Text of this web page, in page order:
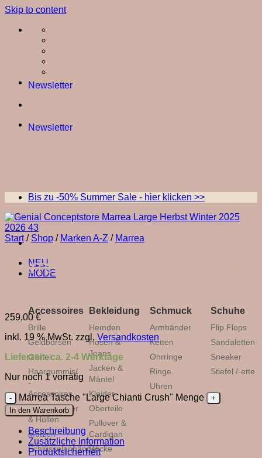
Skip to content
Newsletter
Newsletter
NEU
MODE
Accessoires
Brille
Geldbörsen
Gürtel
Haargummis/
-
Accessoires
Handybänder
& Hüllen
Mützen
Schlüsselanhänger
Bekleidung
Hemden
Hosen &
Jeans
Jacken &
Mäntel
Kleider
Oberteile
Pullover &
Cardigan
Röcke
Schmuck
Armbänder
Ketten
Ohrringe
Ringe
Uhren
Schuhe
Flip Flops
Sandaletten
Sneaker
Stiefel /-ette
Bis zu -50% Summer Sale - hier klicken >>
Start / Shop / Marken A-Z / Marrea
Marrea Tasche „Large Chianti
259,00€
inkl. 19 % MwSt. zzgl. Versandkosten
Lieferzeit:ca. 2-4 Werktage
Nur noch 1 vorrätig
Marrea Tasche "Large Chianti Crush" Menge
In den Warenkorb
Beschreibung
Zusätzliche Information
Produktsicherheit